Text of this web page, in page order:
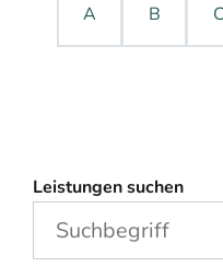
A B C
Leistungen suchen